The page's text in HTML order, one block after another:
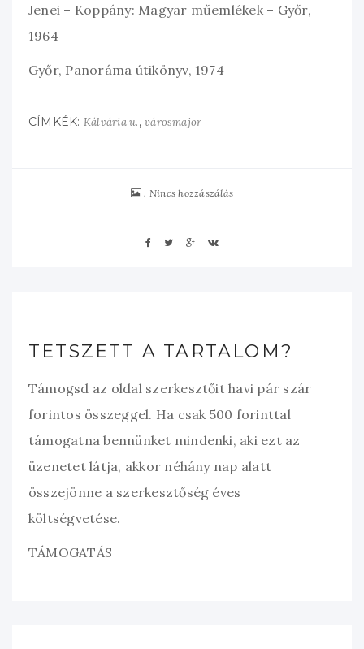
Jenei – Koppány: Magyar műemlékek – Győr,
1964
Győr, Panoráma útikönyv, 1974
CÍMKÉK: Kálvária u.,városmajor
Nincs hozzászálás
TETSZETT A TARTALOM?
Támogsd az oldal szerkesztőit havi pár szár
forintos összeggel. Ha csak 500 forinttal
támogatna bennünket mindenki, aki ezt az
üzenetet látja, akkor néhány nap alatt
összejönne a szerkesztőség éves
költségvetése.
TÁMOGATÁS